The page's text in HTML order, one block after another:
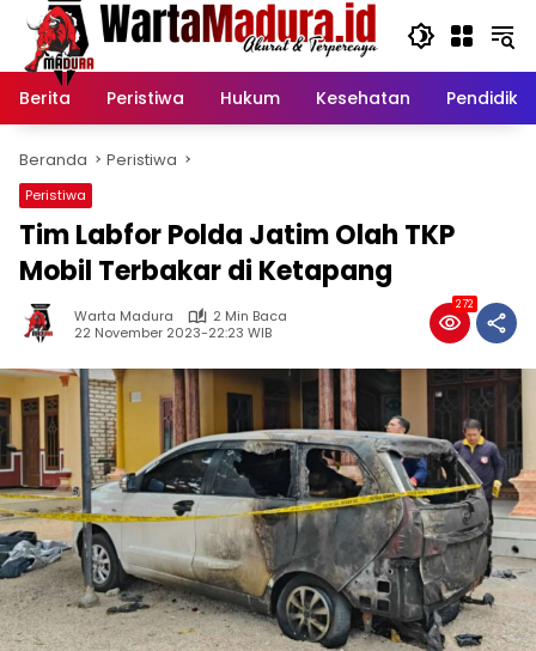
Langsung
konten
Berita
Peristiwa Hukum Kesehatan
Beranda Peristiwa
Peristiwa
Tim Labfor Polda Jatim Olah TKP
Mobil Terbakar di Ketapang
Warta Madura
2 Min Baca
22 November 2023-22:23 WIB
272